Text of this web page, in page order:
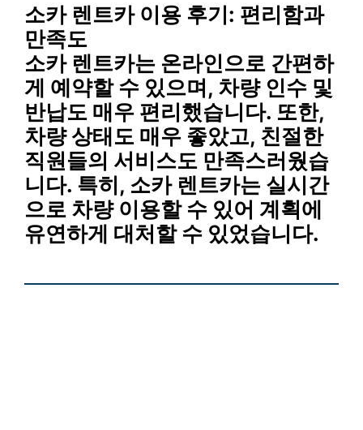
소카 렌트카 이용 후기: 편리함과
만족도
소카 렌트카는 온라인으로 간편하
게 예약할 수 있으며, 차량 인수 및
반납도 매우 편리했습니다. 또한,
차량 상태도 매우 좋았고, 친절한
직원들의 서비스도 만족스러웠습
니다. 특히, 소카 렌트카는 실시간
으로 차량 이용할 수 있어 계획에
유연하게 대처할 수 있었습니다.